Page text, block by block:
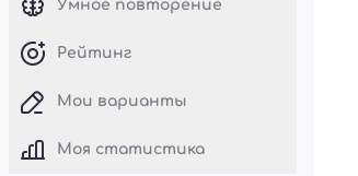
Умное повторение
Рейтинг
Мои варианты
Моя статистика